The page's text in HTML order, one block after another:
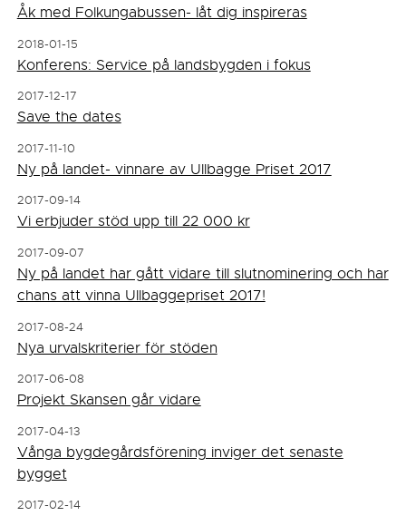
Åk med Folkungabussen- låt dig inspireras
2018-01-15
Konferens: Service på landsbygden i fokus
2017-12-17
Save the dates
2017-11-10
Ny på landet- vinnare av Ullbagge Priset 2017
2017-09-14
Vi erbjuder stöd upp till 22 000 kr
2017-09-07
Ny på landet har gått vidare till slutnominering och har
chans att vinna Ullbaggepriset 2017!
2017-08-24
Nya urvalskriterier för stöden
2017-06-08
Projekt Skansen går vidare
2017-04-13
Vånga bygdegårdsförening inviger det senaste
bygget
2017-02-14